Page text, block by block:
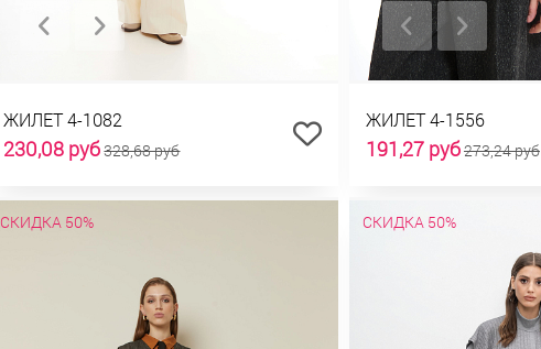
ЖИЛЕТ 4-1082
230,08 руб328,68 руб
ЖИЛЕТ 4-1556
191,27 руб273,24 руб
СКИДКА 50% СКИДКА 50%